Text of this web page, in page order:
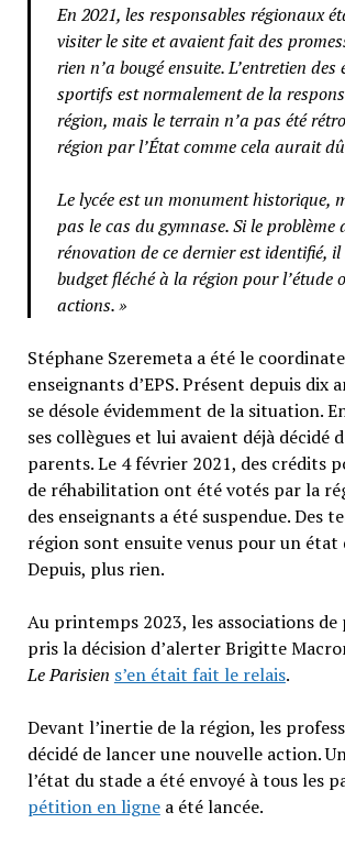
En 2021, les responsables régionaux
visiter le site et avaient fait des
rien n’a bougé ensuite. L’entretien des
sportifs est normalement de la
région, mais le terrain n’a pas été
région par l’État comme cela aurait
Le lycée est un monument historique,
pas le cas du gymnase. Si le problème
rénovation de ce dernier est identifié, il
budget fléché à la région pour l’étude
actions. »
Stéphane Szeremeta a été le
enseignants d’EPS. Présent depuis dix
se désole évidemment de la situation.
ses collègues et lui avaient déjà décidé
parents. Le 4 février 2021, des crédits
de réhabilitation ont été votés par la
des enseignants a été suspendue. Des
région sont ensuite venus pour un état
Depuis, plus rien.
Au printemps 2023, les associations
pris la décision d’alerter Brigitte
Le Parisien s’en était fait le relais.
Devant l’inertie de la région, les
décidé de lancer une nouvelle action.
l’état du stade a été envoyé à tous les
pétition en lignea été lancée.